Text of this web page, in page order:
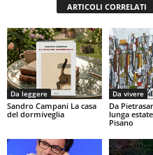
ARTICOLI CORRELATI
Da leggere
Sandro Campani La casa
del dormiveglia
Da vivere
Da
lunga
Pisano